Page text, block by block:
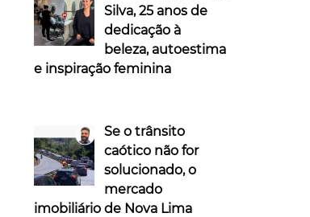
Silva, 25 anos de
dedicação à
beleza, autoestima
e inspiração feminina
Se o trânsito
caótico não for
solucionado, o
mercado
imobiliário de Nova Lima